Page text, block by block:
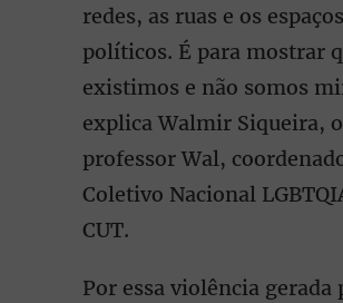
redes, as ruas e os espaços
políticos. É para mostrar
existimos e não somos
explica Walmir Siqueira, o
professor Wal,
Coletivo Nacional
CUT.
Por essa violência gerada